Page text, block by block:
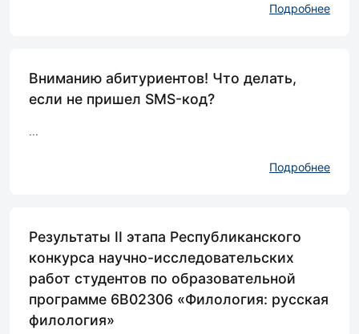
Подробнее
Вниманию абитуриентов! Что делать,
если не пришел SMS-код?
...
Подробнее
Результаты II этапа Республиканского
конкурса научно-исследовательских
работ студентов по образовательной
программе 6В02306 «Филология: русская
филология»